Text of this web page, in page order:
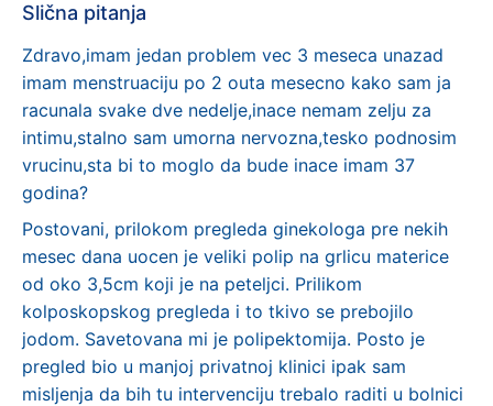
Slična pitanja
Zdravo,imam jedan problem vec 3 meseca unazad
imam menstruaciju po 2 outa mesecno kako sam ja
racunala svake dve nedelje,inace nemam zelju za
intimu,stalno sam umorna nervozna,tesko podnosim
vrucinu,sta bi to moglo da bude inace imam 37
godina?
Postovani, prilokom pregleda ginekologa pre nekih
mesec dana uocen je veliki polip na grlicu materice
od oko 3,5cm koji je na peteljci. Prilikom
kolposkopskog pregleda i to tkivo se prebojilo
jodom. Savetovana mi je polipektomija. Posto je
pregled bio u manjoj privatnoj klinici ipak sam
misljenja da bih tu intervenciju trebalo raditi u bolnici